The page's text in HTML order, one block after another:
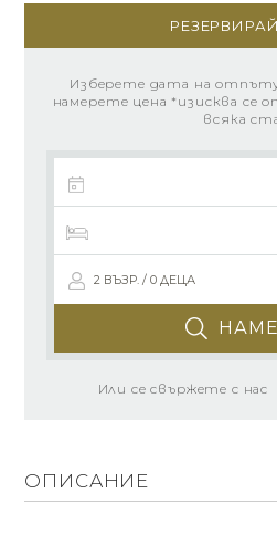
Изберете дата на
намерете цена *изисква се
всяка
2 ВЪЗР. / 0 ДЕЦА
Или се свържете с нас
ОПИСАНИЕ